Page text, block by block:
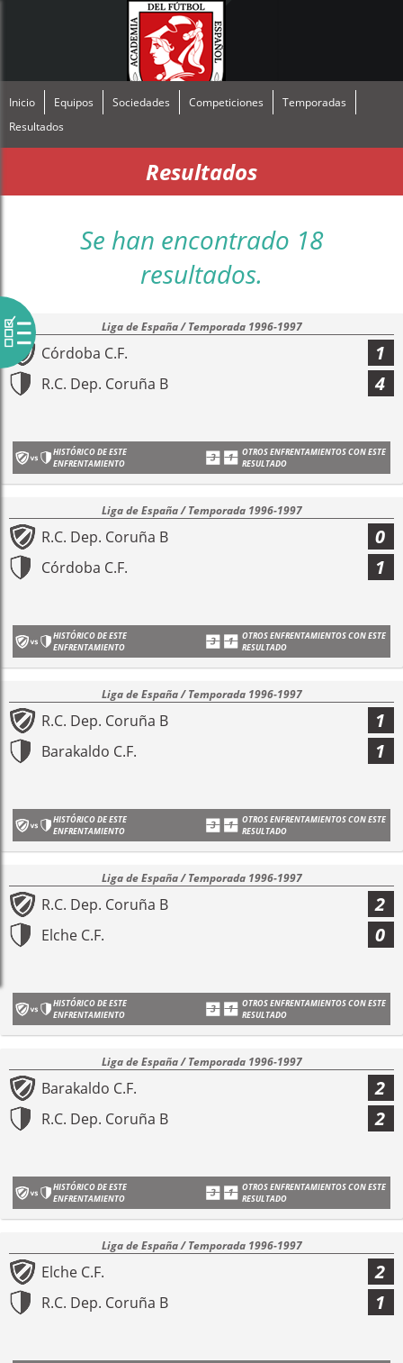
Inicio Equipos Sociedades Competiciones
Temporadas
Resultados
Resultados
Se han encontrado 18
resultados.
Liga de España / Temporada 1996-1997
Córdoba C.F. 1
R.C. Dep. Coruña B 4
HISTÓRICO DE ESTE
ENFRENTAMIENTO
OTROS ENFRENTAMIENTOS CON ESTE
RESULTADO
Liga de España / Temporada 1996-1997
R.C. Dep. Coruña B 0
Córdoba C.F. 1
HISTÓRICO DE ESTE
ENFRENTAMIENTO
OTROS ENFRENTAMIENTOS CON ESTE
RESULTADO
Liga de España / Temporada 1996-1997
R.C. Dep. Coruña B 1
Barakaldo C.F. 1
HISTÓRICO DE ESTE
ENFRENTAMIENTO
OTROS ENFRENTAMIENTOS CON ESTE
RESULTADO
Liga de España / Temporada 1996-1997
R.C. Dep. Coruña B 2
Elche C.F. 0
HISTÓRICO DE ESTE
ENFRENTAMIENTO
OTROS ENFRENTAMIENTOS CON ESTE
RESULTADO
Liga de España / Temporada 1996-1997
Barakaldo C.F. 2
R.C. Dep. Coruña B 2
HISTÓRICO DE ESTE
ENFRENTAMIENTO
OTROS ENFRENTAMIENTOS CON ESTE
RESULTADO
Liga de España / Temporada 1996-1997
Elche C.F. 2
R.C. Dep. Coruña B 1